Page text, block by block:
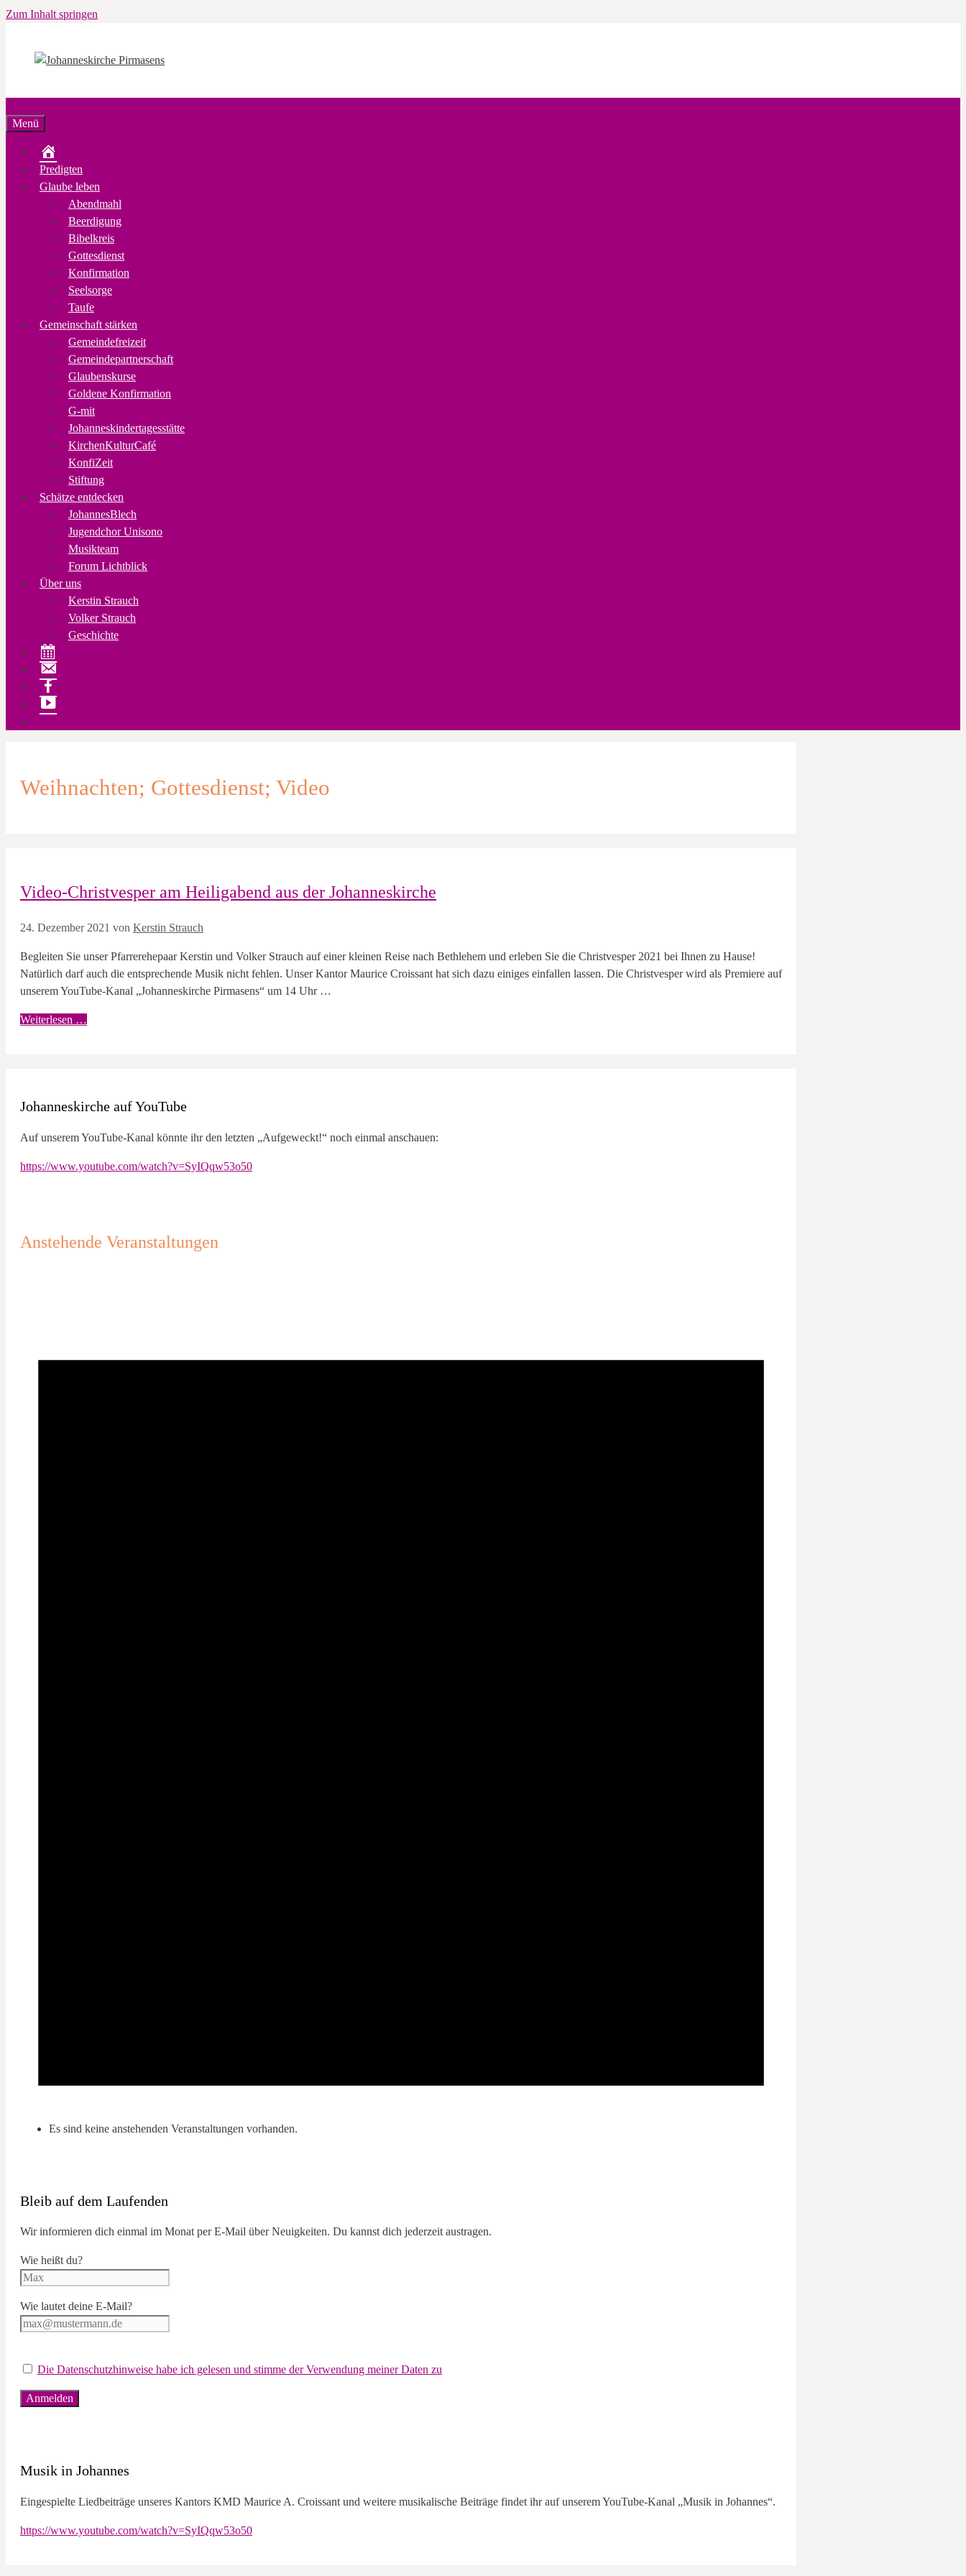
Zum Inhalt springen
Menü
Predigten
Glaube leben
Abendmahl
Beerdigung
Bibelkreis
Gottesdienst
Konfirmation
Seelsorge
Taufe
Gemeinschaft stärken
Gemeindefreizeit
Gemeindepartnerschaft
Glaubenskurse
Goldene Konfirmation
G-mit
Johanneskindertagesstätte
KirchenKulturCafé
KonfiZeit
Stiftung
Schätze entdecken
JohannesBlech
Jugendchor Unisono
Musikteam
Forum Lichtblick
Über uns
Kerstin Strauch
Volker Strauch
Geschichte
Weihnachten; Gottesdienst; Video
Video-Christvesper am Heiligabend aus der Johanneskirche
24. Dezember 2021 von Kerstin Strauch
Begleiten Sie unser Pfarrerehepaar Kerstin und Volker Strauch auf einer kleinen Reise nach Bethlehem und erleben Sie die Christvesper 2021 bei Ihnen zu Hause!
Natürlich darf auch die entsprechende Musik nicht fehlen. Unser Kantor Maurice Croissant hat sich dazu einiges einfallen lassen. Die Christvesper wird als Premiere auf
unserem YouTube-Kanal „Johanneskirche Pirmasens“ um 14 Uhr …
Weiterlesen …
Johanneskirche auf YouTube
Auf unserem YouTube-Kanal könnte ihr den letzten „Aufgeweckt!“ noch einmal anschauen:
https://www.youtube.com/watch?v=SyIQqw53o50
Anstehende Veranstaltungen
Es sind keine anstehenden Veranstaltungen vorhanden.
Bleib auf dem Laufenden
Wir informieren dich einmal im Monat per E-Mail über Neuigkeiten. Du kannst dich jederzeit austragen.
Wie heißt du?
Wie lautet deine E-Mail?
Die Datenschutzhinweise habe ich gelesen und stimme der Verwendung meiner Daten zu
Musik in Johannes
Eingespielte Liedbeiträge unseres Kantors KMD Maurice A. Croissant und weitere musikalische Beiträge findet ihr auf unserem YouTube-Kanal „Musik in Johannes“.
https://www.youtube.com/watch?v=SyIQqw53o50